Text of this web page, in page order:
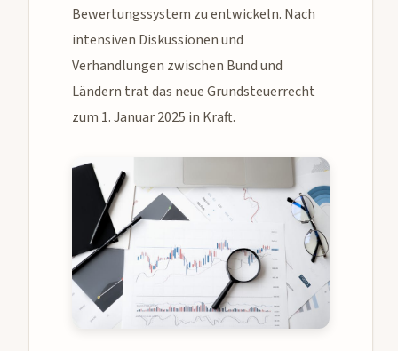
Bewertungssystem zu entwickeln. Nach
intensiven Diskussionen und
Verhandlungen zwischen Bund und
Ländern trat das neue Grundsteuerrecht
zum 1. Januar 2025 in Kraft.